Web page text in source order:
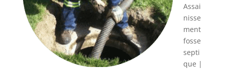
Assai
nisse
ment
fosse
septi
que |